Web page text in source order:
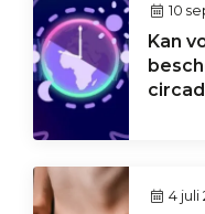
10
Kan
4 juli